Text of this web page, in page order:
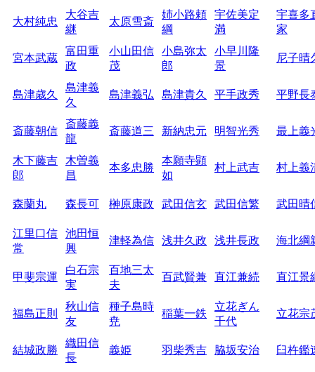
大村純忠
大谷吉
継
太原雪斎
姉小路頼
綱
宇佐美定
満
宇喜多
家
宮本武蔵
富田重
政
小山田信
茂
小島弥太
郎
小早川隆
景
尼子晴
島津歳久
島津義
久
島津義弘 島津貴久 平手政秀 平野長
斎藤朝信
斎藤義
龍
斎藤道三 新納忠元 明智光秀 最上義
木下藤吉
郎
木曽義
昌
本多忠勝
本願寺顕
如
村上武吉 村上義
森蘭丸 森長可 榊原康政 武田信玄 武田信繁 武田晴
江里口信
常
池田恒
興
津軽為信 浅井久政 浅井長政 海北綱
甲斐宗運
白石宗
実
百地三太
夫
百武賢兼 直江兼続 直江景
福島正則
秋山信
友
種子島時
尭
稲葉一鉄
立花ぎん
千代
立花宗
結城政勝
織田信
長
義姫 羽柴秀吉 脇坂安治 臼杵鑑